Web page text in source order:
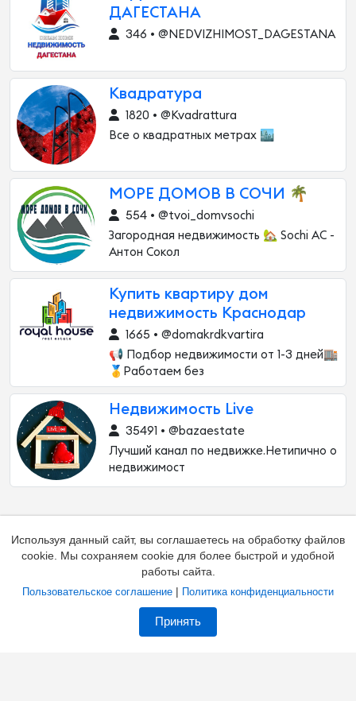
ДАГЕСТАНА
346 • @NEDVIZHIMOST_DAGESTANA
Квадратура
1820 • @Kvadrattura
Все о квадратных метрах 🏙
МОРЕ ДОМОВ В СОЧИ 🌴
554 • @tvoi_domvsochi
Загородная недвижимость 🏡 Sochi АС -
Антон Сокол
Купить квартиру дом
недвижимость Краснодар
1665 • @domakrdkvartira
📢 Подбор недвижимости от 1-3 дней🏬
🥇Работаем без
Недвижимость Live
35491 • @bazaestate
Лучший канал по недвижке.Нетипично о
недвижимост
Контакты
Используя данный сайт, вы соглашаетесь на обработку файлов
cookie. Мы сохраняем cookie для более быстрой и удобной
работы сайта.
Пользовательское соглашение | Политика конфиденциальности
Принять